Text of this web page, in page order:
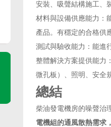
安裝、吸聲結構施工、
材料與設備供應能力：
產品。有穩定的合格供
測試與驗收能力：能進
整體解決方案提供能力
微孔板）、照明、安全
總結
柴油發電機房的噪聲治
電機組的通風散熱需求